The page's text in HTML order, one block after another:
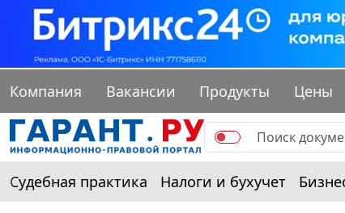
Компания Вакансии Продукты Цены
Судебная практика Налоги и бухучет